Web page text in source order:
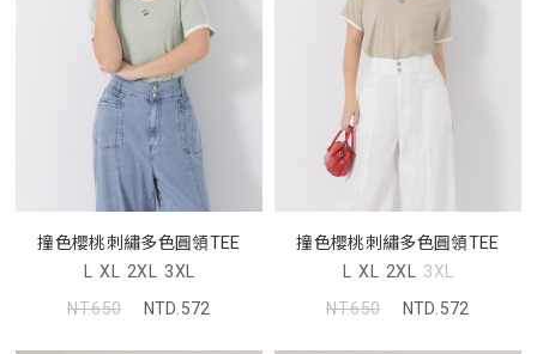
撞色櫻桃刺繡多色圓領TEE
L XL 2XL 3XL
NT.650
NTD.572
撞色櫻桃刺繡多色圓領TEE
L XL 2XL 3XL
NT.650
NTD.572